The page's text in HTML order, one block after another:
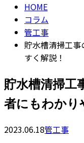
HOME
コラム
管工事
貯水槽清掃工
すく解説！
貯水槽清掃工
者にもわかり
2023.06.18管工事